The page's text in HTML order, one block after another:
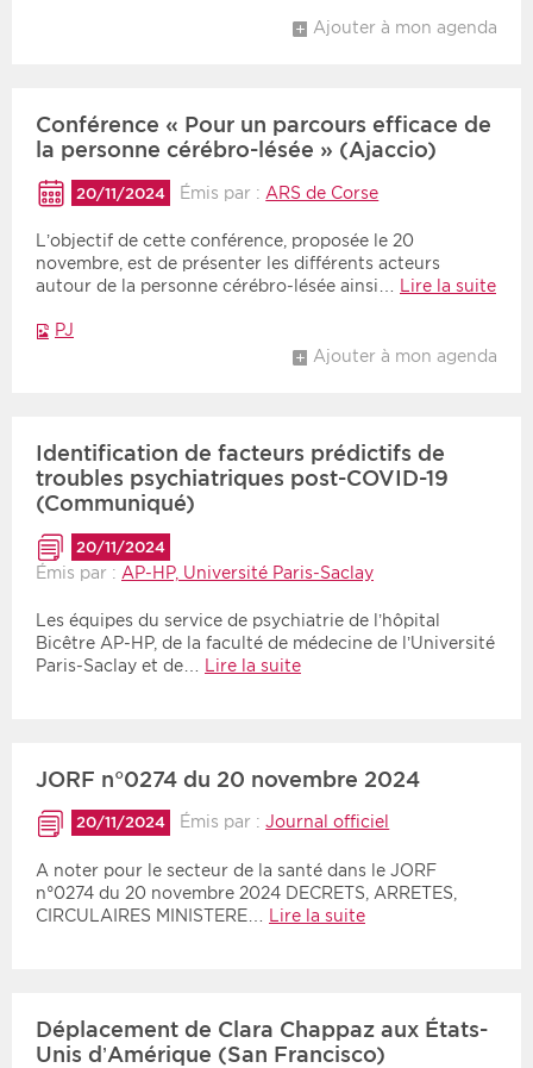
Ajouter à mon agenda
Conférence « Pour un parcours efficace de
la personne cérébro-lésée » (Ajaccio)
20/11/2024 Émis par : ARS de Corse
L’objectif de cette conférence, proposée le 20
novembre, est de présenter les différents acteurs
autour de la personne cérébro-lésée ainsi… Lire la suite
PJ
Ajouter à mon agenda
Identification de facteurs prédictifs de
troubles psychiatriques post-COVID-19
(Communiqué)
20/11/2024
Émis par : AP-HP, Université Paris-Saclay
Les équipes du service de psychiatrie de l’hôpital
Bicêtre AP-HP, de la faculté de médecine de l’Université
Paris-Saclay et de…
Lire la suite
JORF n°0274 du 20 novembre 2024
20/11/2024 Émis par :Journal officiel
A noter pour le secteur de la santé dans le JORF
n°0274 du 20 novembre 2024 DECRETS, ARRETES,
CIRCULAIRES MINISTERE…
Lire la suite
Déplacement de Clara Chappaz aux États-
Unis d’Amérique (San Francisco)